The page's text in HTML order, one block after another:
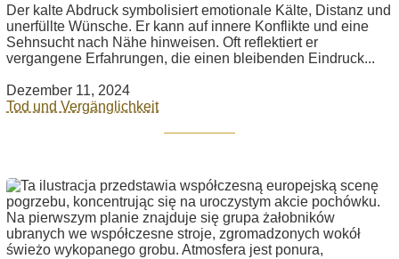
Der kalte Abdruck symbolisiert emotionale Kälte, Distanz und
unerfüllte Wünsche. Er kann auf innere Konflikte und eine
Sehnsucht nach Nähe hinweisen. Oft reflektiert er
vergangene Erfahrungen, die einen bleibenden Eindruck...
Dezember 11, 2024
Tod und Vergänglichkeit